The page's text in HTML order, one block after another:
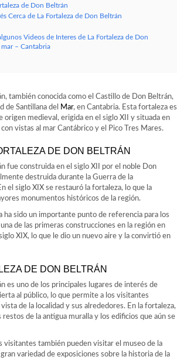
de Don Beltrán
Cerca de La Fortaleza de Don Beltrán
Videos de Interes de La Fortaleza de Don
– Cantabria
también conocida como el Castillo de Don Beltrán,
de Santillana del
Mar, en Cantabria. Esta fortaleza es
origen medieval, erigida en el siglo XII y situada en
vistas al mar Cantábrico y el Pico Tres Mares.
DE DON BELTRÁN
fue construida en el siglo XII por el noble Don
destruida durante la Guerra de la
el siglo XIX se restauró la fortaleza, lo que la
monumentos históricos de la región.
ha sido un importante punto de referencia para los
de las primeras construcciones en la región en
XIX, lo que le dio un nuevo aire y la convirtió en
DE DON BELTRÁN
es uno de los principales lugares de interés de
al público, lo que permite a los visitantes
de la localidad y sus alrededores. En la fortaleza,
de la antigua muralla y los edificios que aún se
visitantes también pueden visitar el museo de la
variedad de exposiciones sobre la historia de la